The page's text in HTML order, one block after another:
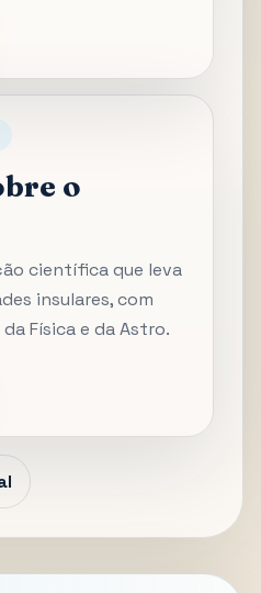
o
científica que leva
insulares, com
Física e da Astro.